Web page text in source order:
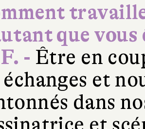
que vous
- Être en
échanges et
dans